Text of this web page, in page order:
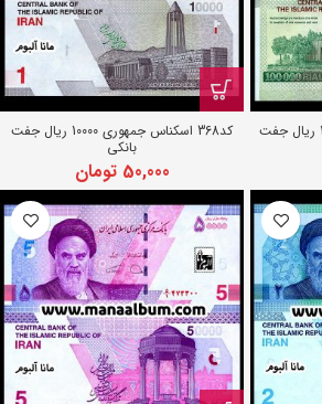
کد367 اسکناس جمهوری 100000 ریال جفت کد368 اسکناس جمهوری 10000 ریال جفت
بانکی
50,000 تومان